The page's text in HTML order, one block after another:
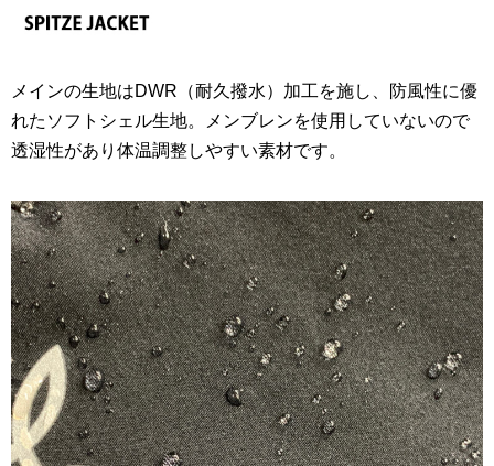
メインの生地はDWR（耐久撥水）加工を施し、防風性に優
れたソフトシェル生地。メンブレンを使用していないので
透湿性があり体温調整しやすい素材です。